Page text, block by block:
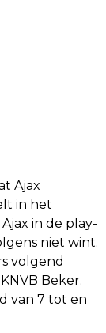
Ajax
in het
in de play-
niet wint.
volgend
Beker.
van 7 tot en